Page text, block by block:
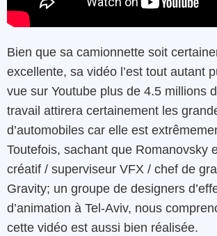
Bien que sa camionnette soit
excellente, sa vidéo l’est tout autant
vue sur Youtube plus de 4.5 millions
travail attirera certainement les
d’automobiles car elle est
Toutefois, sachant que Romanovsky
créatif / superviseur VFX / chef de
Gravity; un groupe de designers
d’animation à Tel-Aviv, nous
cette vidéo est aussi bien réalisée.